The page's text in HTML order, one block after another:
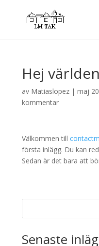
Hej
av Matiaslopez| maj
kommentar
Välkommen till
första inlägg. Du kan
Sedan är det bara att
Senaste